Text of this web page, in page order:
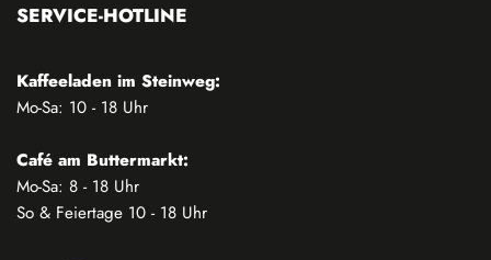
SERVICE-HOTLINE
Kaffeeladen im Steinweg:
Mo-Sa: 10 - 18 Uhr
Café am Buttermarkt:
Mo-Sa: 8 - 18 Uhr
So & Feiertage 10 - 18 Uhr